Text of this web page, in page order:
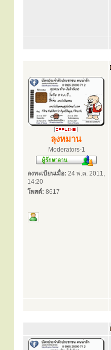
ลุงหมาน
Moderators-1
ลงทะเบียนเมื่อ: 24 พ.ค. 2011,
14:20
โพสต์: 8617